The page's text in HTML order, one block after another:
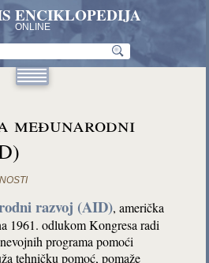
ENCIKLOPEDIJA
ONLINE
međunarodni
razvoj (AID), američka
1961. odlukom Kongresa radi
programa pomoći
tehničku pomoć, pomaže